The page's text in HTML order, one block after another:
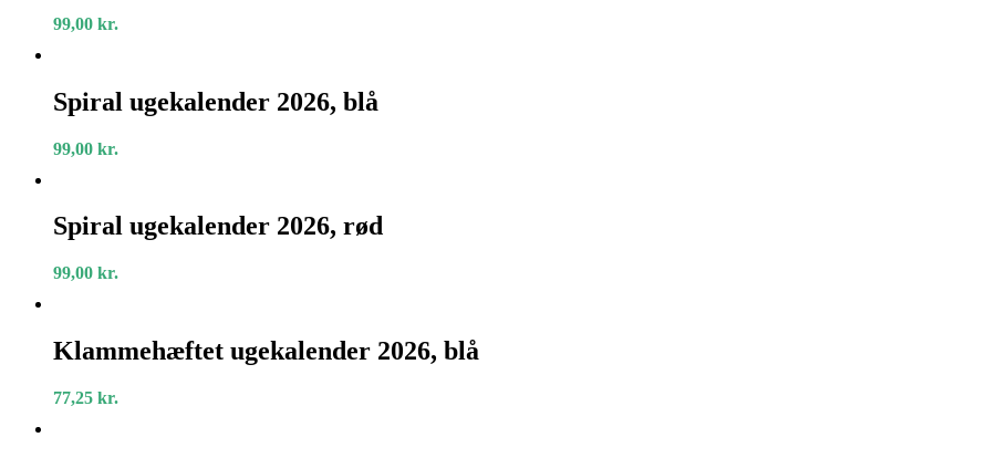
99,00 kr.
ugekalender
2026,
Spiral ugekalender 2026, blå
99,00 kr.
ugekalender
2026,
Spiral ugekalender 2026, rød
99,00 kr.
ugekalender
2026,
Klammehæftet ugekalender 2026, blå
77,25 kr.